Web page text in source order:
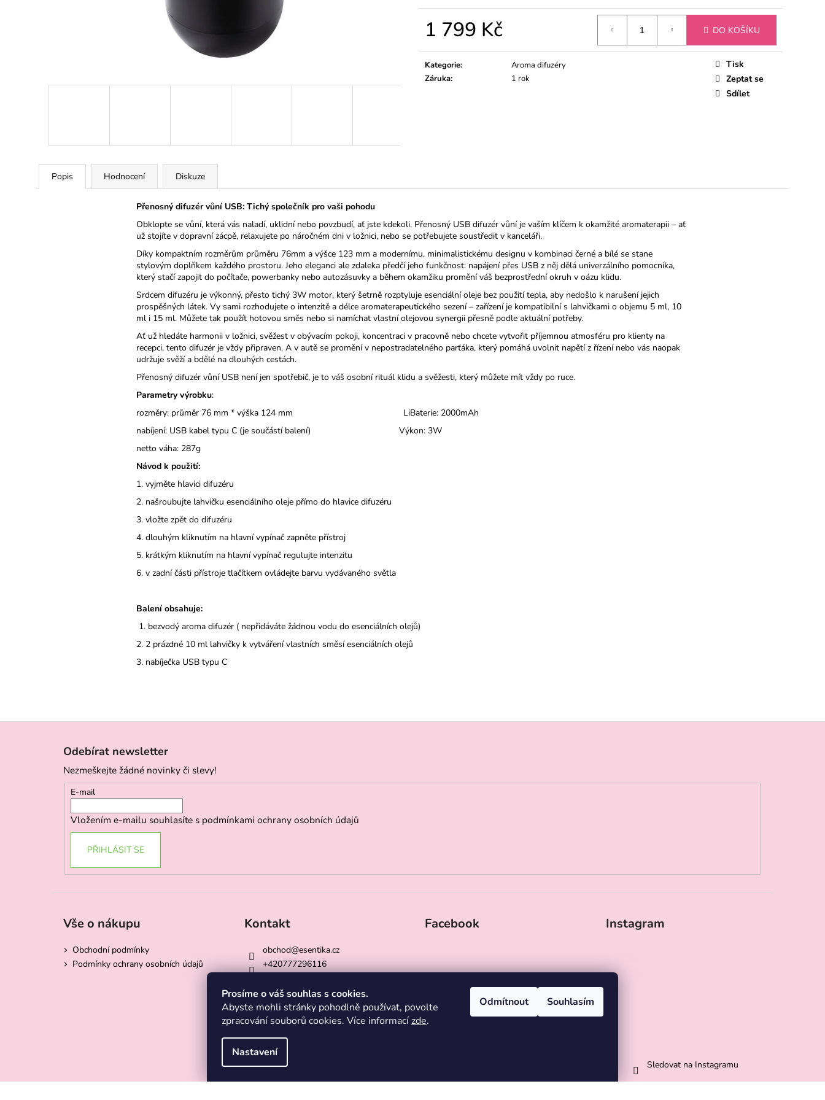
Prosíme o váš souhlas s cookies.
Abyste mohli stránky pohodlně používat, povolte
zpracování souborů cookies. Více informacízde.
Nastavení
Odmítnout Souhlasím
1 799 Kč DO KOŠÍKU
Kategorie:
Aroma difuzéry
Záruka: 1 rok
Tisk
Zeptat se
Sdílet
Popis Hodnocení Diskuze
Přenosný difuzér vůní USB: Tichý společník pro vaši pohodu
Obklopte se vůní, která vás naladí, uklidní nebo povzbudí, ať jste kdekoli. Přenosný USB difuzér vůní je vaším klíčem k okamžité aromaterapii – ať
už stojíte v dopravní zácpě, relaxujete po náročném dni v ložnici, nebo se potřebujete soustředit v kanceláři.
Díky kompaktním rozměrům průměru 76mm a výšce 123 mm a modernímu, minimalistickému designu v kombinaci černé a bílé se stane
stylovým doplňkem každého prostoru. Jeho eleganci ale zdaleka předčí jeho funkčnost: napájení přes USB z něj dělá univerzálního pomocníka,
který stačí zapojit do počítače, powerbanky nebo autozásuvky a během okamžiku promění váš bezprostřední okruh v oázu klidu.
Srdcem difuzéru je výkonný, přesto tichý 3W motor, který šetrně rozptyluje esenciální oleje bez použití tepla, aby nedošlo k narušení jejich
prospěšných látek. Vy sami rozhodujete o intenzitě a délce aromaterapeutického sezení – zařízení je kompatibilní s lahvičkami o objemu 5 ml, 10
ml i 15 ml. Můžete tak použít hotovou směs nebo si namíchat vlastní olejovou synergii přesně podle aktuální potřeby.
Ať už hledáte harmonii v ložnici, svěžest v obývacím pokoji, koncentraci v pracovně nebo chcete vytvořit příjemnou atmosféru pro klienty na
recepci, tento difuzér je vždy připraven. A v autě se promění v nepostradatelného parťáka, který pomáhá uvolnit napětí z řízení nebo vás naopak
udržuje svěží a bdělé na dlouhých cestách.
Přenosný difuzér vůní USB není jen spotřebič, je to váš osobní rituál klidu a svěžesti, který můžete mít vždy po ruce.
Parametry výrobku:
rozměry: průměr 76 mm * výška 124 mm LiBaterie: 2000mAh
nabíjení: USB kabel typu C (je součástí balení) Výkon: 3W
netto váha: 287g
Návod k použití:
1. vyjměte hlavici difuzéru
2. našroubujte lahvičku esenciálního oleje přímo do hlavice difuzéru
3. vložte zpět do difuzéru
4. dlouhým kliknutím na hlavní vypínač zapněte přístroj
5. krátkým kliknutím na hlavní vypínač regulujte intenzitu
6. v zadní části přístroje tlačítkem ovládejte barvu vydávaného světla
Balení obsahuje:
1. bezvodý aroma difuzér ( nepřidáváte žádnou vodu do esenciálních olejů)
2. 2 prázdné 10 ml lahvičky k vytváření vlastních směsí esenciálních olejů
3. nabíječka USB typu C
159 Kč
159 Kč
Odebírat newsletter
Nezmeškejte žádné novinky či slevy!
E-mail
Vložením e-mailu souhlasíte s podmínkami ochrany osobních údajů
PŘIHLÁSIT SE
Vše o nákupu
Obchodní podmínky
Podmínky ochrany osobních údajů
Kontakt
obchod@esentika.cz
+420777296116
esentika_cz
Facebook Instagram
Sledovat na Instagramu